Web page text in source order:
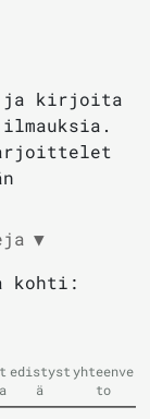
ja kirjoita
▼
kohti:
edistyst
ä
yhteenve
to